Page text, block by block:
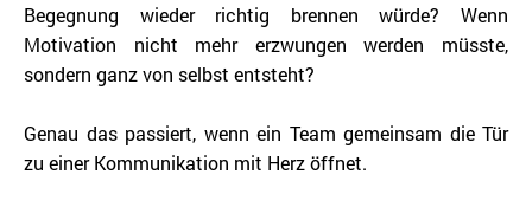
Begegnung wieder richtig brennen würde? Wenn
Motivation nicht mehr erzwungen werden müsste,
sondern ganz von selbst entsteht?
Genau das passiert, wenn ein Team gemeinsam die Tür
zu einer Kommunikation mit Herz öffnet.